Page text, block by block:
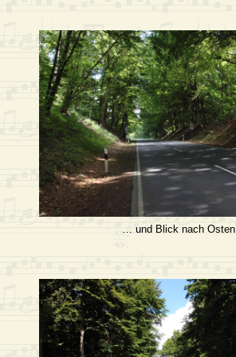
… und Blick nach Osten